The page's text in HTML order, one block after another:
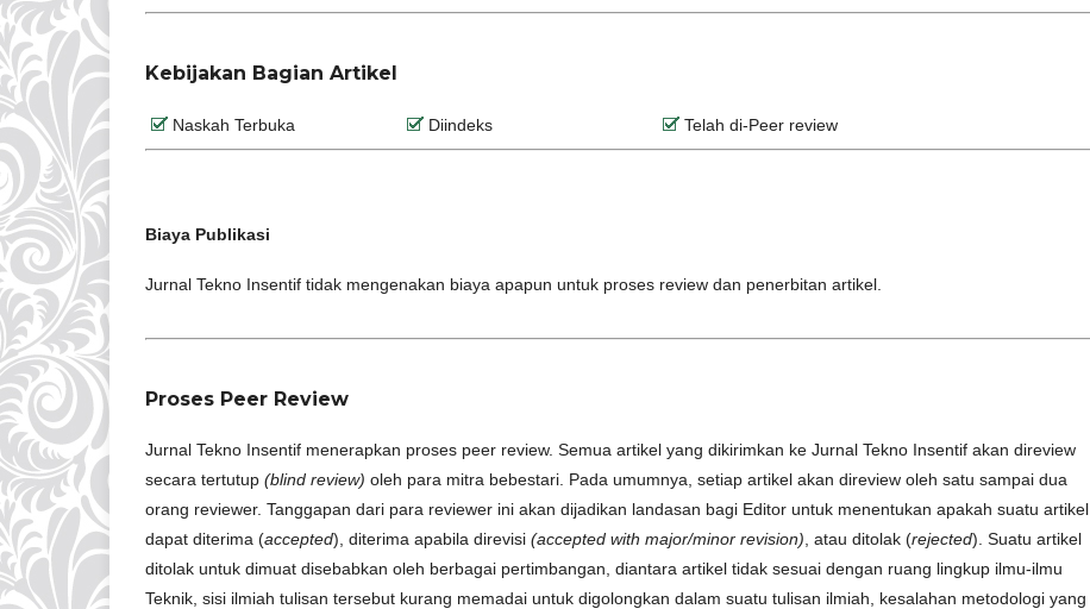
Kebijakan Bagian Artikel
Naskah Terbuka Diindeks Telah di-Peer review
Biaya Publikasi
Jurnal Tekno Insentif tidak mengenakan biaya apapun untuk proses review dan penerbitan artikel.
Proses Peer Review
Jurnal Tekno Insentif menerapkan proses peer review. Semua artikel yang dikirimkan ke Jurnal Tekno Insentif akan direview
secara tertutup (blind review) oleh para mitra bebestari. Pada umumnya, setiap artikel akan direview oleh satu sampai dua
orang reviewer. Tanggapan dari para reviewer ini akan dijadikan landasan bagi Editor untuk menentukan apakah suatu artikel
dapat diterima (accepted), diterima apabila direvisi (accepted with major/minor revision) , atau ditolak (rejected). Suatu artikel
ditolak untuk dimuat disebabkan oleh berbagai pertimbangan, diantara artikel tidak sesuai dengan ruang lingkup ilmu-ilmu
Teknik, sisi ilmiah tulisan tersebut kurang memadai untuk digolongkan dalam suatu tulisan ilmiah, kesalahan metodologi yang